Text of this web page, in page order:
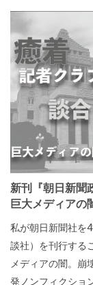
新刊『朝日新聞
巨大メディアの
私が朝日新聞社を
談社）を刊行する
メディアの闇。崩
発ノンフィクショ